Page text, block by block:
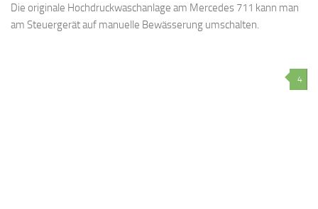
Die originale Hochdruckwaschanlage am Mercedes 711 kann man
am Steuergerät auf manuelle Bewässerung umschalten.
4